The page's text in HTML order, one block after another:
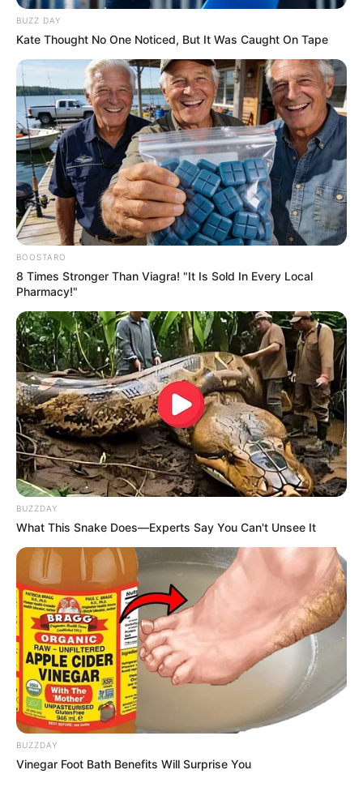
BUZZ DAY
Kate Thought No One Noticed, But It Was Caught On Tape
BOOSTARO
8 Times Stronger Than Viagra! "It Is Sold In Every Local
Pharmacy!"
BUZZDAY
What This Snake Does—Experts Say You Can't Unsee It
BUZZDAY
Vinegar Foot Bath Benefits Will Surprise You